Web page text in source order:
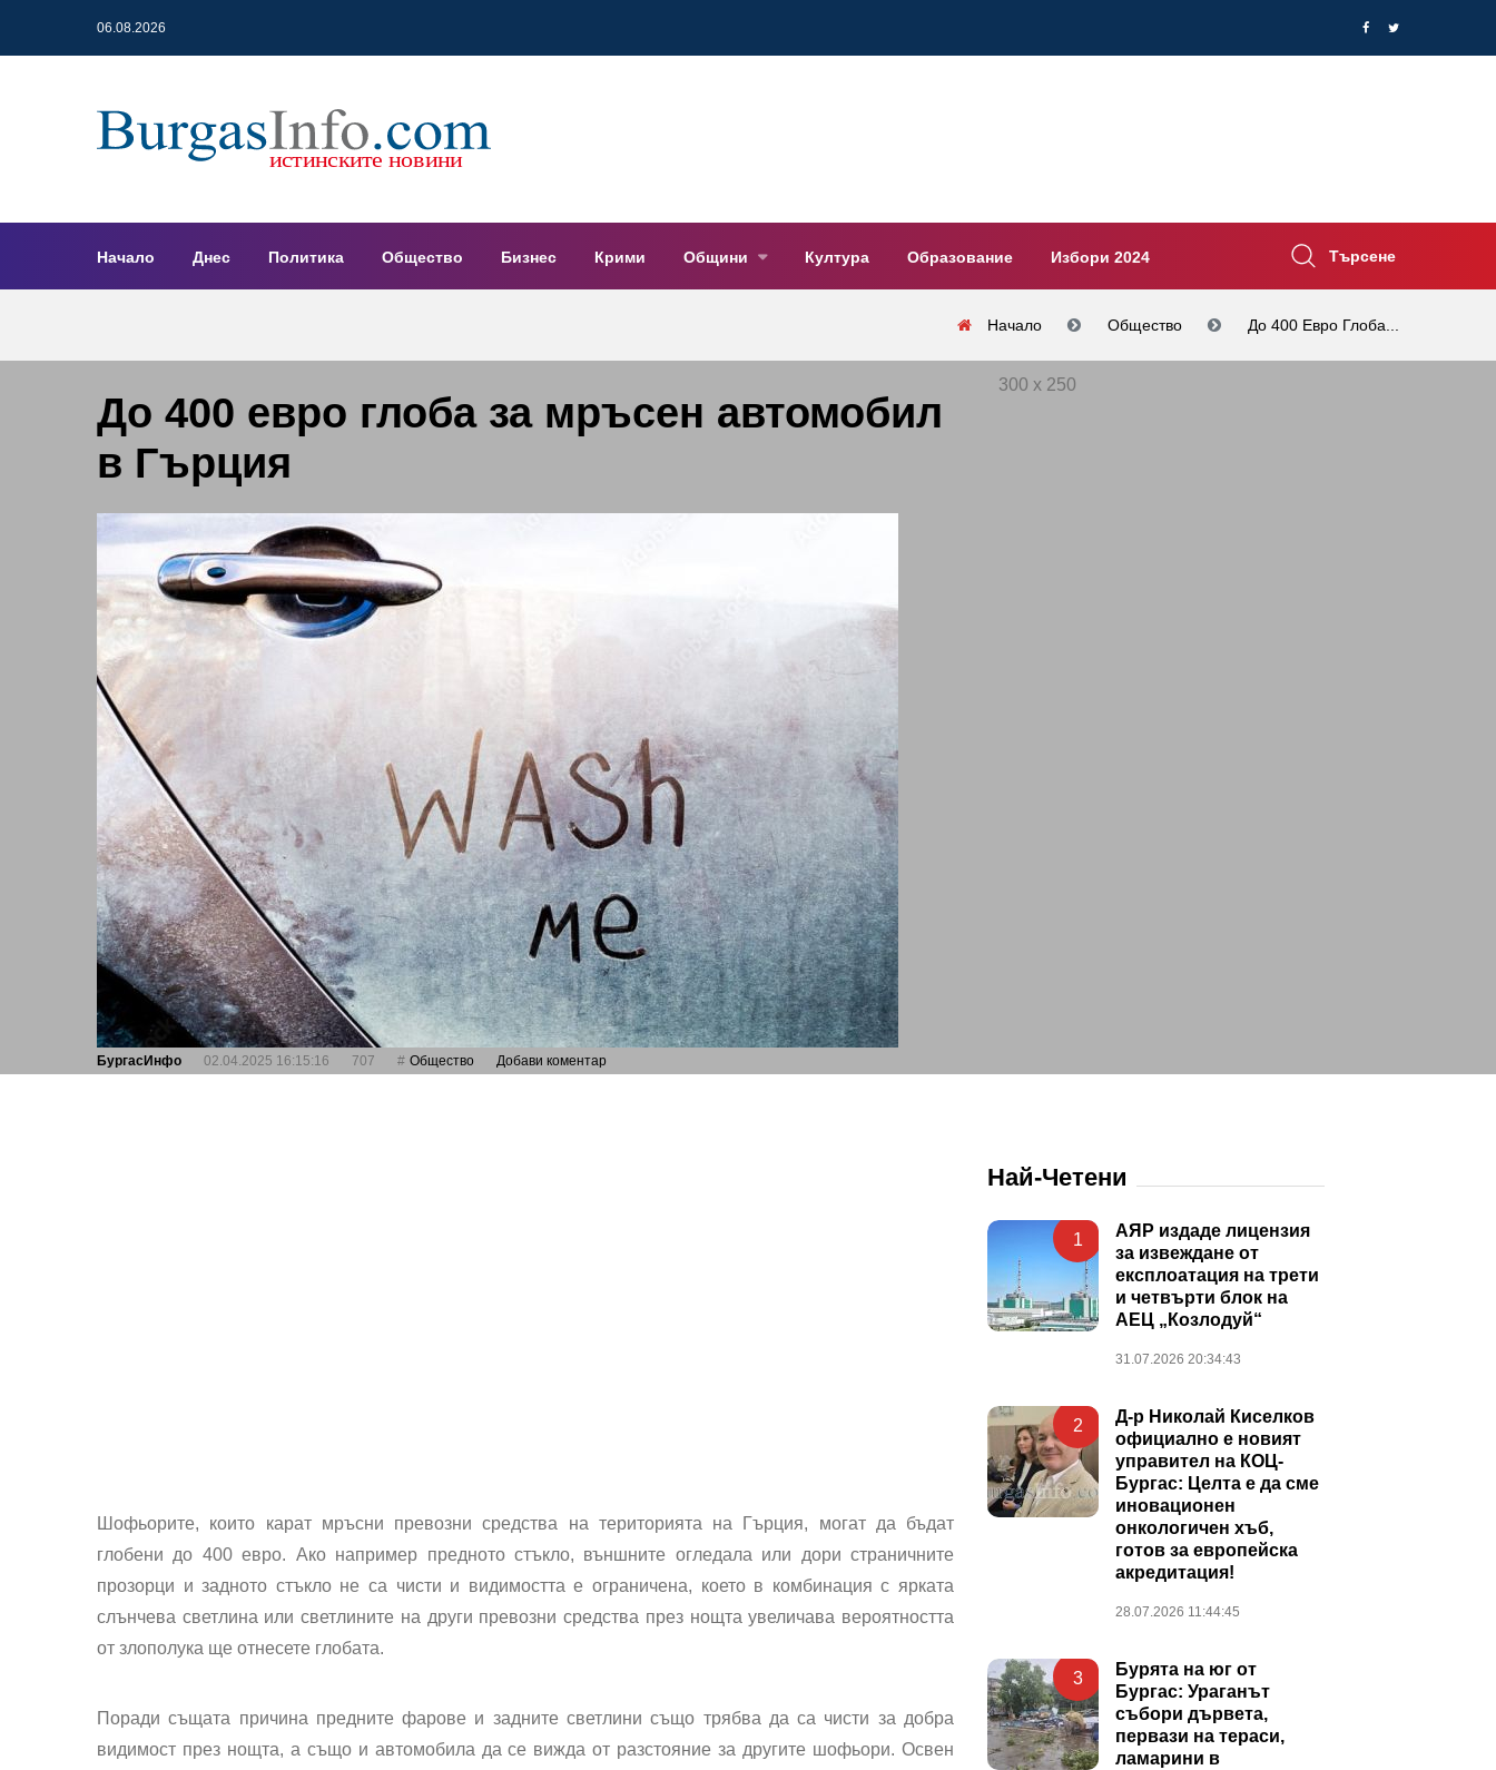
06.08.2026
Начало Днес Политика Общество Бизнес Крими Общини Култура Образование Избори 2024 Търсене
Начало Общество До 400 Евро Глоба...
До 400 евро глоба за мръсен автомобил
в Гърция
БургасИнфо 02.04.2025 16:15:16 707 Общество Добави коментар
300 x 250
Шофьорите, които карат мръсни превозни средства на територията на Гърция, могат да бъдат
глобени до 400 евро. Ако например предното стъкло, външните огледала или дори страничните
прозорци и задното стъкло не са чисти и видимостта е ограничена, което в комбинация с ярката
слънчева светлина или светлините на други превозни средства през нощта увеличава вероятността
от злополука ще отнесете глобата.
Поради същата причина предните фарове и задните светлини също трябва да са чисти за добра
видимост през нощта, а също и автомобила да се вижда от разстояние за другите шофьори. Освен
Най-Четени
1
АЯР издаде лицензия
за извеждане от
експлоатация на трети
и четвърти блок на
АЕЦ „Козлодуй“
31.07.2026 20:34:43
2
Д-р Николай Киселков
официално е новият
управител на КОЦ-
Бургас: Целта е да сме
иновационен
онкологичен хъб,
готов за европейска
акредитация!
28.07.2026 11:44:45
3
Бурята на юг от
Бургас: Ураганът
събори дървета,
первази на тераси,
ламарини в